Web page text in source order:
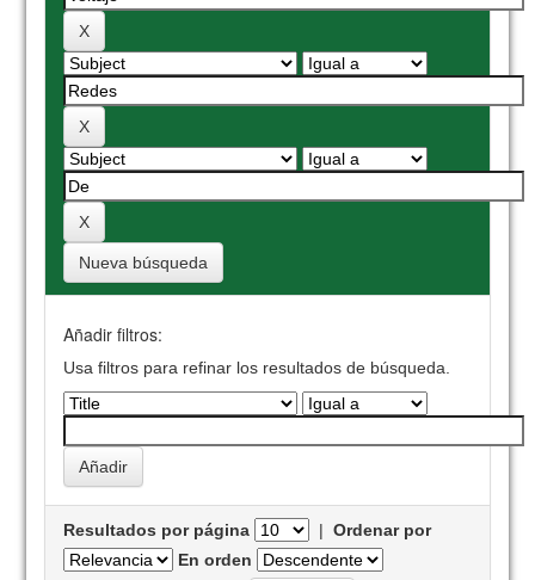
Nueva búsqueda
Añadir filtros:
Usa filtros para refinar los resultados de búsqueda.
Resultados por página |Ordenar por
En orden